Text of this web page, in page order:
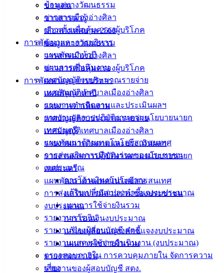
ข้อมูลทางวัฒนธรรม
วารสารเมืองอ่างศิลา
ข่าวสารเพื่อคุ้มครองผู้บริโภค
การพัฒนาและการบริหาร
แผนพัฒนาห้าปี
แผนการดำเนินงาน
เทศบัญญัติงบประมาณรายจ่าย
เทศบัญญัติเทศบาลเมืองอ่างศิลา
รายงานการติดตามและประเมินผลฯ
รายงานผลการปฏิบัติงานตามนโยบายนายก
เทศมนตรี
แผนพัฒนาด้านเทคโนโลยีสารสนเทศ
การส่งเสริมการมีส่วนร่วมของประชาชน
งบประมาณ
การโอนเงินงบประมาณ
แก้ไขเปลี่ยนแปลงคำชี้แจงงบประมาณ
แผนการใช้จ่ายงินรวม
รายงานการเงิน
รายงานของผู้สอบบัญชี สตง.
รายงานแสดงผลการดำเนินงาน (งบประมาณ)
ตรวจสอบภายใน การควบคุมภายใน จัดการความ
เสี่ยง
ข่าวเด่น
ข่าวสารน่ารู้
เลือกตั้งเทศบาล 2568
ข้อมูลทางวัฒนธรรม
วารสารเมืองอ่างศิลา
ข่าวสารเพื่อคุ้มครองผู้บริโภค
การพัฒนาและการบริหาร
แผนพัฒนาห้าปี
แผนการดำเนินงาน
เทศบัญญัติงบประมาณรายจ่าย
เทศบัญญัติเทศบาลเมืองอ่างศิลา
รายงานการติดตามและประเมินผลฯ
รายงานผลการปฏิบัติงานตามนโยบายนายก
เทศมนตรี
แผนพัฒนาด้านเทคโนโลยีสารสนเทศ
การส่งเสริมการมีส่วนร่วมของประชาชน
งบประมาณ
การโอนเงินงบประมาณ
แก้ไขเปลี่ยนแปลงคำชี้แจงงบประมาณ
แผนการใช้จ่ายงินรวม
รายงานการเงิน
รายงานของผู้สอบบัญชี สตง.
ประชาชน
ดาวน์โหลด
แบบ
ฟอร์ม,
เอกสาร
คู่มือ
สำหรับ
ประชาชน/
คู่มือการ
ปฏิบัติ
งาน
ข่าวสาร
น่ารู้
ศุนย์
ข้อมูล
ข่าวสาร
อิเล็กทรอนิกส์
องค์
ความรู้
(Knowledge
Management)